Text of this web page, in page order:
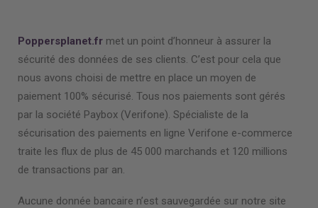
Poppersplanet.fr met un point d’honneur à assurer la
sécurité des données de ses clients. C’est pour cela que
nous avons choisi de mettre en place un moyen de
paiement 100% sécurisé. Tous nos paiements sont gérés
par la société Paybox (Verifone). Spécialiste de la
sécurisation des paiements en ligne Verifone e-commerce
traite les flux de plus de 45 000 marchands et 120 millions
de transactions par an.
Aucune donnée bancaire n’est sauvegardée sur notre site